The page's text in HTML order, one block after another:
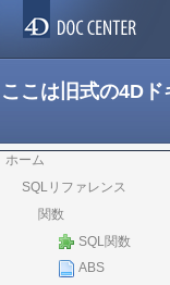
ここは旧式の4D
ホーム
SQLリファレンス
関数
SQL関数
ABS